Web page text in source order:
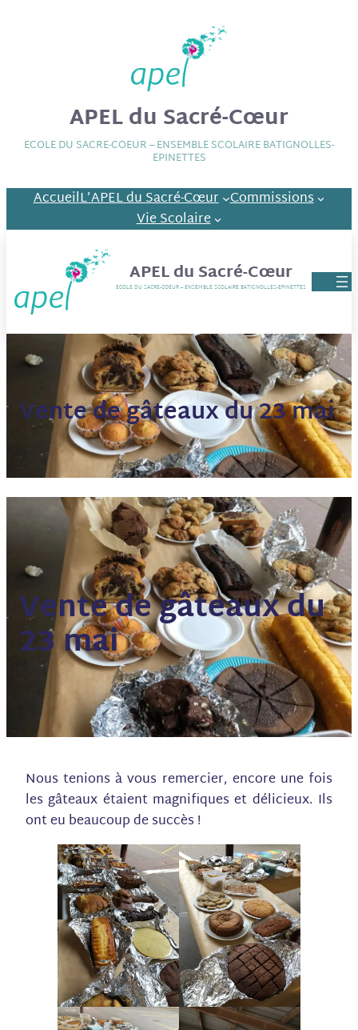
APEL du Sacré-Cœur
ECOLE DU SACRE-COEUR – ENSEMBLE SCOLAIRE BATIGNOLLES-
EPINETTES
AccueilL’APEL du Sacré-Cœur Commissions
Vie Scolaire
APEL du Sacré-Cœur
ECOLE DU SACRE-COEUR – ENSEMBLE SCOLAIRE BATIGNOLLES-EPINETTES
Vente de gâteaux du 23 mai
Vente de gâteaux du
23 mai
Nous tenions à vous remercier, encore une fois
les gâteaux étaient magnifiques et délicieux. Ils
ont eu beaucoup de succès !